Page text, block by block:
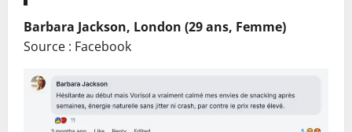
Barbara Jackson, London (29 ans, Femme)
Source : Facebook